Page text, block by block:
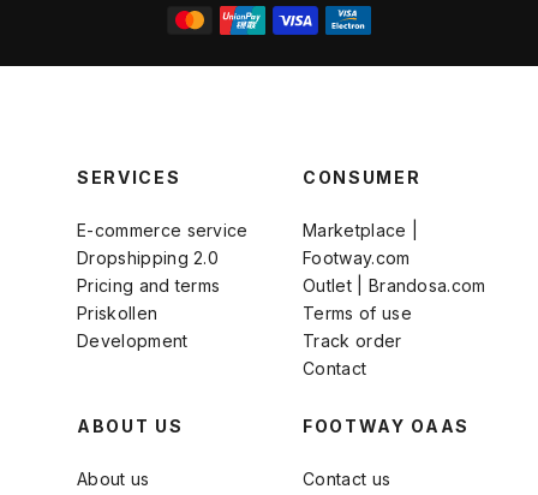
SERVICES
E-commerce service
Dropshipping 2.0
Pricing and terms
Priskollen
Development
CONSUMER
Marketplace |
Footway.com
Outlet | Brandosa.com
Terms of use
Track order
Contact
ABOUT US
About us
FOOTWAY OAAS
Contact us